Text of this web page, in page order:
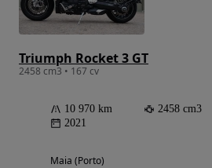
Triumph Rocket 3 GT
2458 cm3 • 167 cv
10 970 km 2458 cm3
2021
Maia (Porto)